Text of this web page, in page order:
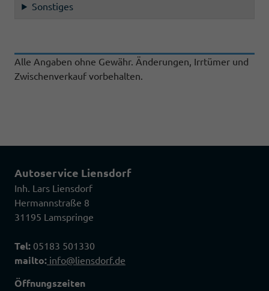
Sonstiges
Alle Angaben ohne Gewähr. Änderungen, Irrtümer und
Zwischenverkauf vorbehalten.
Autoservice Liensdorf
Inh. Lars Liensdorf
Hermannstraße 8
31195 Lamspringe
Tel: 05183 501330
mailto: info@liensdorf.de
Öffnungszeiten